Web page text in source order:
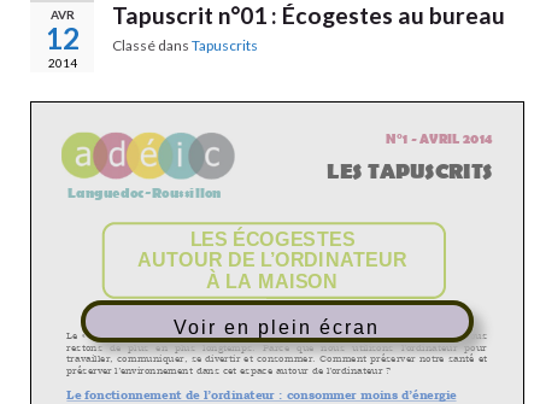
AVR
12
2014
Tapuscrit n°01 : Écogestes au bureau
Classé dans Tapuscrits
Voir en plein écran